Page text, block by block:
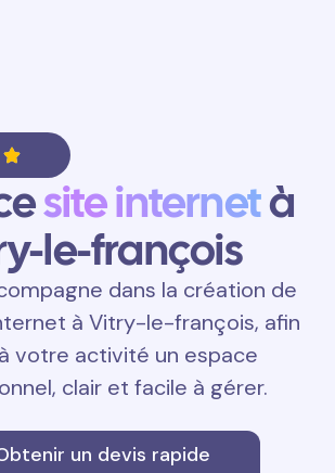
site internetà
le-françois
dans la création de
à Vitry-le-françois, afin
votre activité un espace
clair et facile à gérer.
un devis rapide